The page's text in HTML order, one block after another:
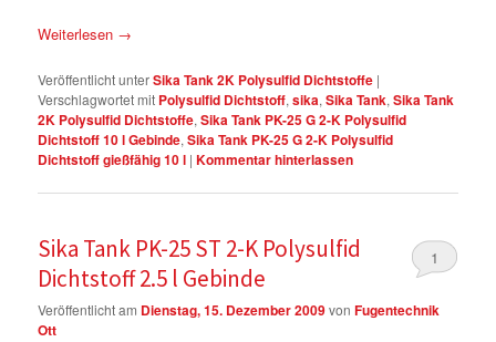
Weiterlesen →
Veröffentlicht unterSika Tank 2K Polysulfid Dichtstoffe |
Verschlagwortet mit Polysulfid Dichtstoff,sika,Sika Tank,Sika Tank
2K Polysulfid Dichtstoffe,Sika Tank PK-25 G 2-K Polysulfid
Dichtstoff 10 l Gebinde,Sika Tank PK-25 G 2-K Polysulfid
Dichtstoff gießfähig 10 l |Kommentar hinterlassen
Sika Tank PK-25 ST 2-K Polysulfid
Dichtstoff 2.5 l Gebinde
Veröffentlicht am Dienstag, 15. Dezember 2009vonFugentechnik
Ott
1